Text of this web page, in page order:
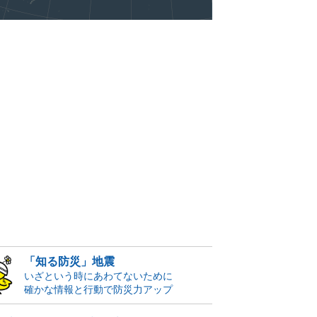
「知る防災」地震
いざという時にあわてないために
確かな情報と行動で防災力アップ